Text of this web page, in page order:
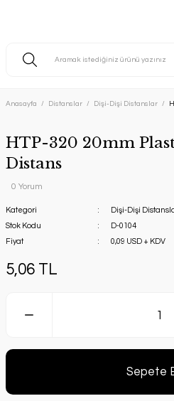
Anasayfa Distanslar Dişi-Dişi Distanslar
HTP-320 20mm
Distans
0 Yorum
Kategori
Dişi-Dişi
Stok Kodu
D-0104
Fiyat
0,09 USD + KDV
5,06 TL
Sepete